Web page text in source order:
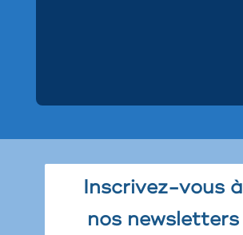
Inscrivez-vous à
nos newsletters